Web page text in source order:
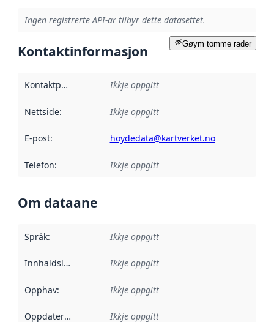
Ingen registrerte API-ar tilbyr dette datasettet.
Gøym tomme rader
Kontaktinformasjon
Kontaktpunkt Ikkje oppgitt
Nettside: Ikkje oppgitt
E-post: hoydedata@kartverket.no
Telefon: Ikkje oppgitt
Om dataane
Språk: Ikkje oppgitt
Innhaldsleverandørar :
Ikkje oppgitt
Opphav: Ikkje oppgitt
Oppdateringsfrekvens :
Ikkje oppgitt